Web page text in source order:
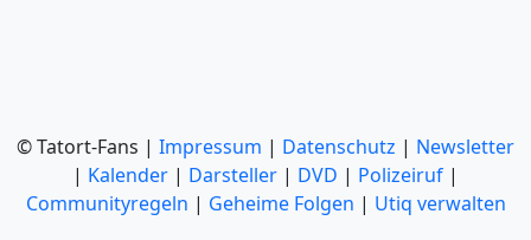
© Tatort-Fans | Impressum | Datenschutz | Newsletter
| Kalender | Darsteller | DVD | Polizeiruf |
Communityregeln | Geheime Folgen | Utiq verwalten